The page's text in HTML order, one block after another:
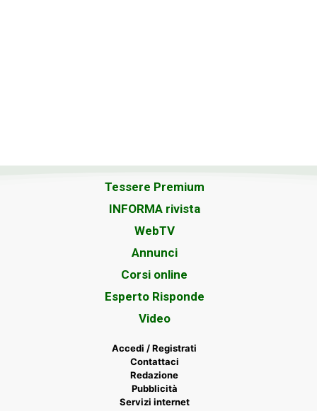
Tessere Premium
INFORMA rivista
WebTV
Annunci
Corsi online
Esperto Risponde
Video
Accedi / Registrati
Contattaci
Redazione
Pubblicità
Servizi internet